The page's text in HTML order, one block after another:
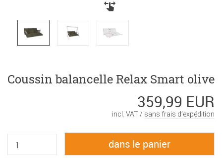
Coussin balancelle Relax Smart olive
359,99 EUR
incl. VAT / sans frais d’expédition